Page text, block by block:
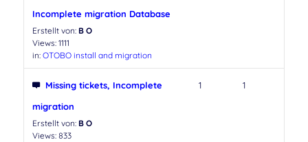
Incomplete migration Database
Erstellt von: B O
Views: 1111
in: OTOBO install and migration
Missing tickets, Incomplete
migration
Erstellt von: B O
Views: 833
1 1